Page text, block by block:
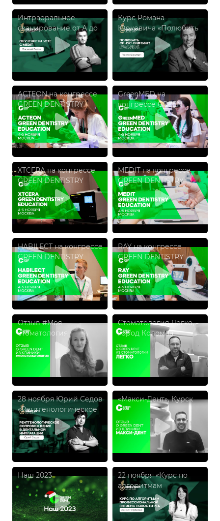
Интраоральное
сканирование от А до
Я
Курс Романа
Юркевича «Полюбить
синус-лифтинг! Любой
ценой! Интенсив v.3.0»,
22-23 января
ACTEON на конгрессе
GREEN DENTISTRY
EDUCATION 2023
GreenMED на
конгрессе GREEN
DENTISTRY EDUCATION
2023
XTCERA на конгрессе
GREEN DENTISTRY
EDUCATION 2023
MEDIT на конгрессе
GREEN DENTISTRY
EDUCATION 2023
HABILECT на конгрессе
GREEN DENTISTRY
EDUCATION 2023
RAY на конгрессе
GREEN DENTISTRY
EDUCATION 2023
Отзыв #Моя
стоматология
Стоматология Легко,
город Коломна
28 ноября Юрий Седов
«Рентгенологическое
сопровождение в
дентальной
имплатации»
«Макси-Дент», Курск
Наш 2023
22 ноября «Курс по
алгоритмам
профессиональной
гигиены полости рта»,
Элиза Нефёдова